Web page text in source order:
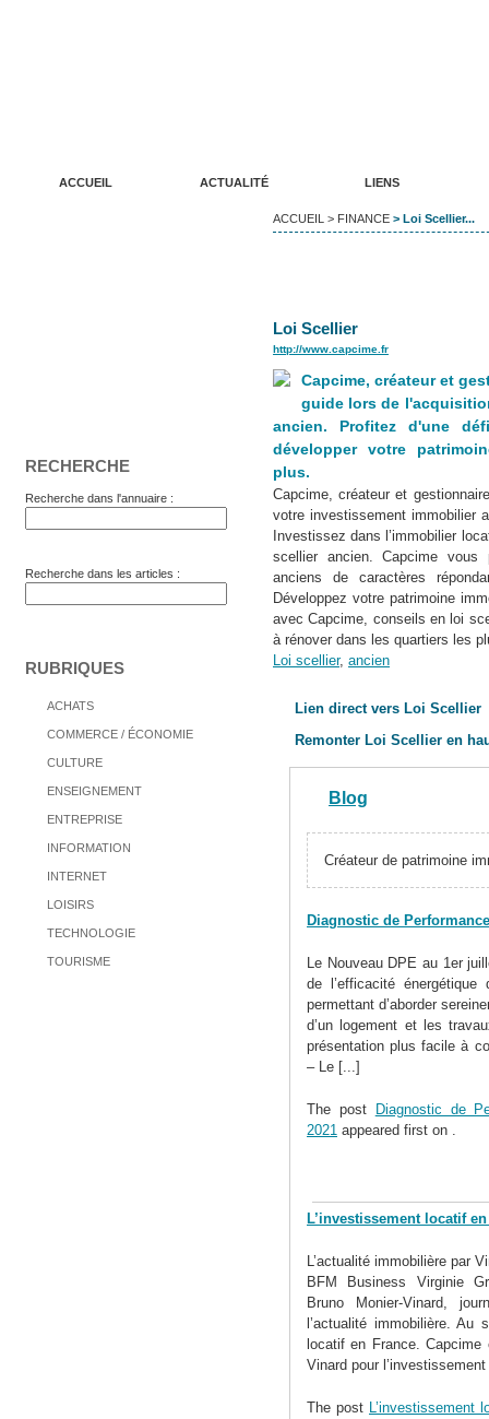
ACCUEIL ACTUALITÉ LIENS
RECHERCHE
Recherche dans l'annuaire :
Recherche dans les articles :
RUBRIQUES
ACHATS
COMMERCE / ÉCONOMIE
CULTURE
ENSEIGNEMENT
ENTREPRISE
INFORMATION
INTERNET
LOISIRS
TECHNOLOGIE
TOURISME
ACCUEIL > FINANCE > Loi Scellier...
Loi Scellier
http://www.capcime.fr
Capcime, créateur et
guide lors de
ancien. Profitez d'une
développer votre
plus.
Capcime, créateur et
votre investissement immobilier
Investissez dans l’immobilier
scellier ancien. Capcime vous
anciens de caractères
Développez votre patrimoine
avec Capcime, conseils en loi
à rénover dans les quartiers les
Loi scellier, ancien
Lien direct vers Loi Scellier
Remonter Loi Scellier en
Blog
Créateur de patrimoine
Diagnostic de
Le Nouveau DPE au 1er
de l’efficacité
permettant d’aborder
d’un logement et les
présentation plus facile à
– Le [...]
The post
Diagnostic de
2021 appeared first on .
L’investissement locatif
L’actualité immobilière par
BFM Business Virginie
Bruno Monier-Vinard,
l’actualité immobilière. Au
locatif en France.
Vinard pour
The post L’investissement